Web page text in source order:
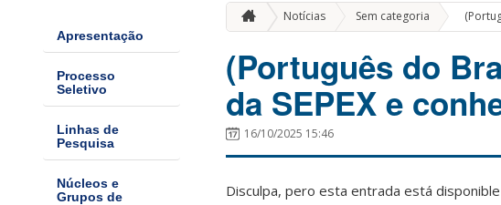
Apresentação
Processo
Seletivo
Linhas de
Pesquisa
Núcleos e
Grupos de
Notícias Sem categoria »
(Português do
da SEPEX e
16/10/2025 15:46
Disculpa, pero esta entrada está